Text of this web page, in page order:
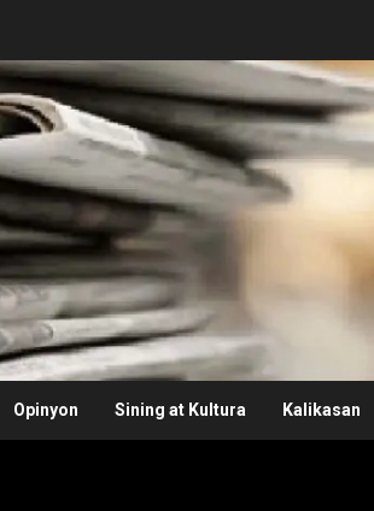
Opinyon Sining at Kultura Kalikasan